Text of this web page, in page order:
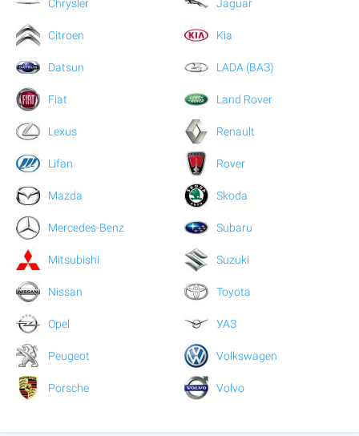
Chrysler
Citroen
Datsun
Fiat
Jaguar
Kia
LADA (ВАЗ)
Land Rover
Lexus
Lifan
Mazda
Mercedes-Benz
Mitsubishi
Nissan
Opel
Peugeot
Porsche
Renault
Rover
Skoda
Subaru
Suzuki
Toyota
УАЗ
Volkswagen
Volvo